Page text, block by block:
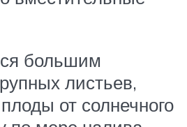
большим
листьев,
от солнечного